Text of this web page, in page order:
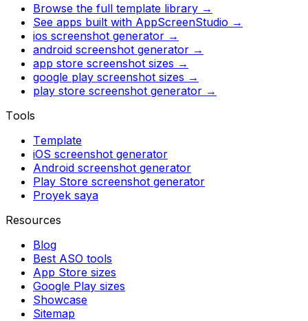
Browse the full template library →
See apps built with AppScreenStudio →
ios screenshot generator →
android screenshot generator →
app store screenshot sizes →
google play screenshot sizes →
play store screenshot generator →
Tools
Template
iOS screenshot generator
Android screenshot generator
Play Store screenshot generator
Proyek saya
Resources
Blog
Best ASO tools
App Store sizes
Google Play sizes
Showcase
Sitemap